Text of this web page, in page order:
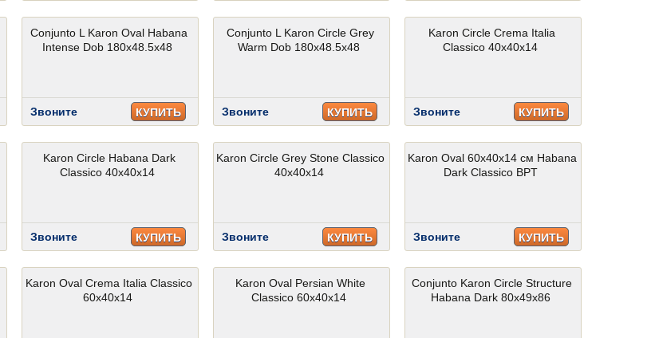
Conjunto L Karon Oval Habana
Intense Dob 180x48.5x48
Звоните КУПИТЬ
Conjunto L Karon Circle Grey
Warm Dob 180x48.5x48
Звоните КУПИТЬ
Karon Circle Crema Italia
Classico 40x40x14
Звоните КУПИТЬ
Karon Circle Habana Dark
Classico 40x40x14
Звоните КУПИТЬ
Karon Circle Grey Stone Classico
40x40x14
Звоните КУПИТЬ
Karon Oval 60x40x14 см Habana
Dark Classico BPT
Звоните КУПИТЬ
Karon Oval Crema Italia Classico
60x40x14
Karon Oval Persian White
Classico 60x40x14
Conjunto Karon Circle Structure
Habana Dark 80x49x86